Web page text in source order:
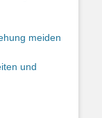
meiden
und